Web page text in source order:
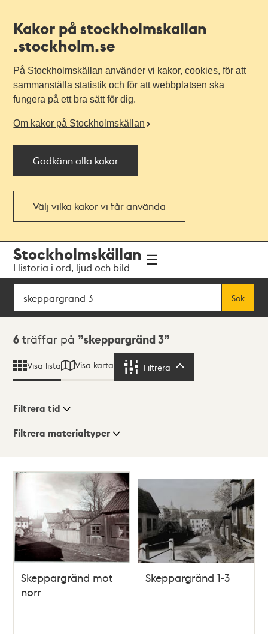
Kakor på stockholmskallan
.stockholm.se
På Stockholmskällan använder vi kakor, cookies, för att
sammanställa statistik och för att webbplatsen ska
fungera på ett bra sätt för dig.
Om kakor på Stockholmskällan
Godkänn alla kakor
Välj vilka kakor vi får använda
navigationen
huvudinnehållet
Stockholmskällan
Historia i ord, ljud och bild
Sök
Sök
Sökresultat
6 träffar på skeppargränd 3
Visa lista Visa karta Filtrera
Visningsläge
Karta
Filtrera tid
Filtrera materialtyper
träffar
Skeppargränd mot
norr
Skeppargränd 1-3